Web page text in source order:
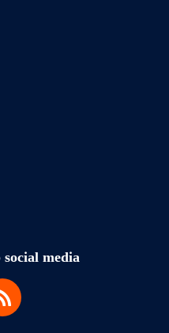
media